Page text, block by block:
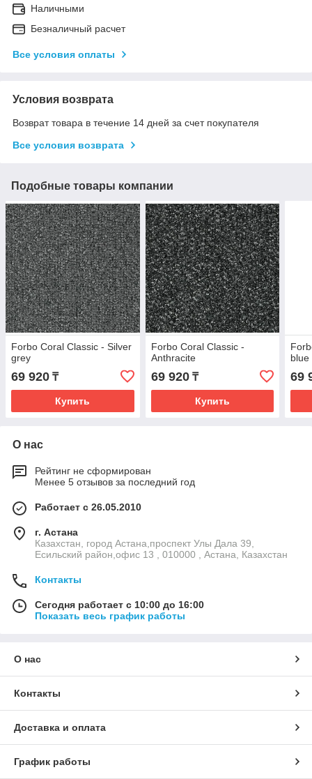
Наличными
Безналичный расчет
Все условия оплаты
Условия возврата
Возврат товара в течение 14 дней за счет покупателя
Все условия возврата
Подобные товары компании
Forbo Coral Classic - Silver
grey
69 920 ₸
Купить
Forbo Coral Classic -
Anthracite
69 920₸
Купить
blue
69
О нас
Рейтинг не сформирован
Менее 5 отзывов за последний год
Работает с 26.05.2010
г. Астана
Казахстан, город Астана,проспект Улы Дала 39,
Есильский район,офис 13 , 010000 , Астана, Казахстан
Контакты
Сегодня работает с 10:00 до 16:00
Показать весь график работы
О нас
Контакты
Доставка и оплата
График работы